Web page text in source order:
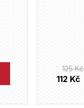
125 Kč
112 Kč